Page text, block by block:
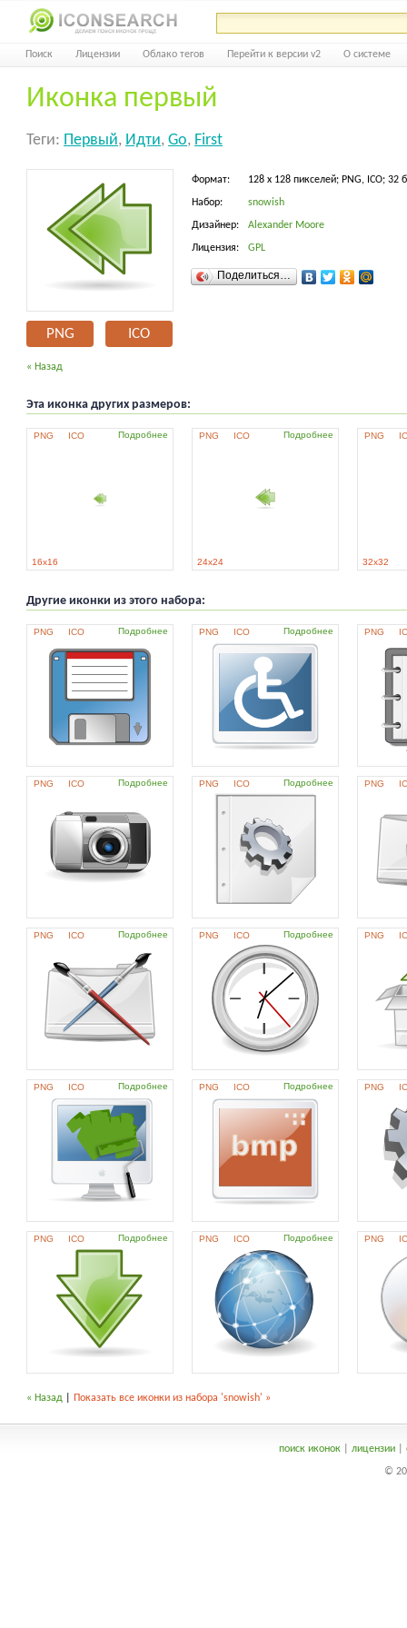
Поиск Лицензии Облако тегов Перейти к версии v2 О системе
Иконка первый
Теги: Первый, Идти, Go, First
PNG ICO
Формат: 128 x 128 пикселей; PNG, ICO; 32
Набор: snowish
Дизайнер: Alexander Moore
Лицензия: GPL
Поделиться…
« Назад
Эта иконка других размеров:
PNG ICO Подробнее
16x16
PNG ICO Подробнее
24x24
PNG
32x32
Другие иконки из этого набора:
PNG ICO Подробнее PNG ICO Подробнее PNG
PNG ICO Подробнее PNG ICO Подробнее PNG
PNG ICO Подробнее PNG ICO Подробнее PNG
PNG ICO Подробнее PNG ICO Подробнее PNG
PNG ICO Подробнее PNG ICO Подробнее PNG
« Назад Показать все иконки из набора 'snowish' »
поиск иконок| лицензии|
©